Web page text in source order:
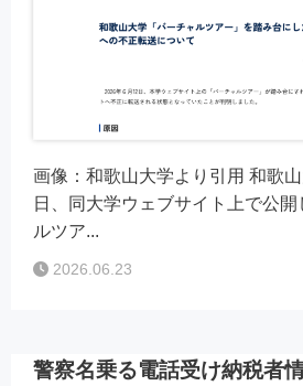
画像：和歌山大学より引用 和歌
日、同大学ウェブサイト上で公
ルツア...
2026.06.23
警察名乗る電話受け納税者